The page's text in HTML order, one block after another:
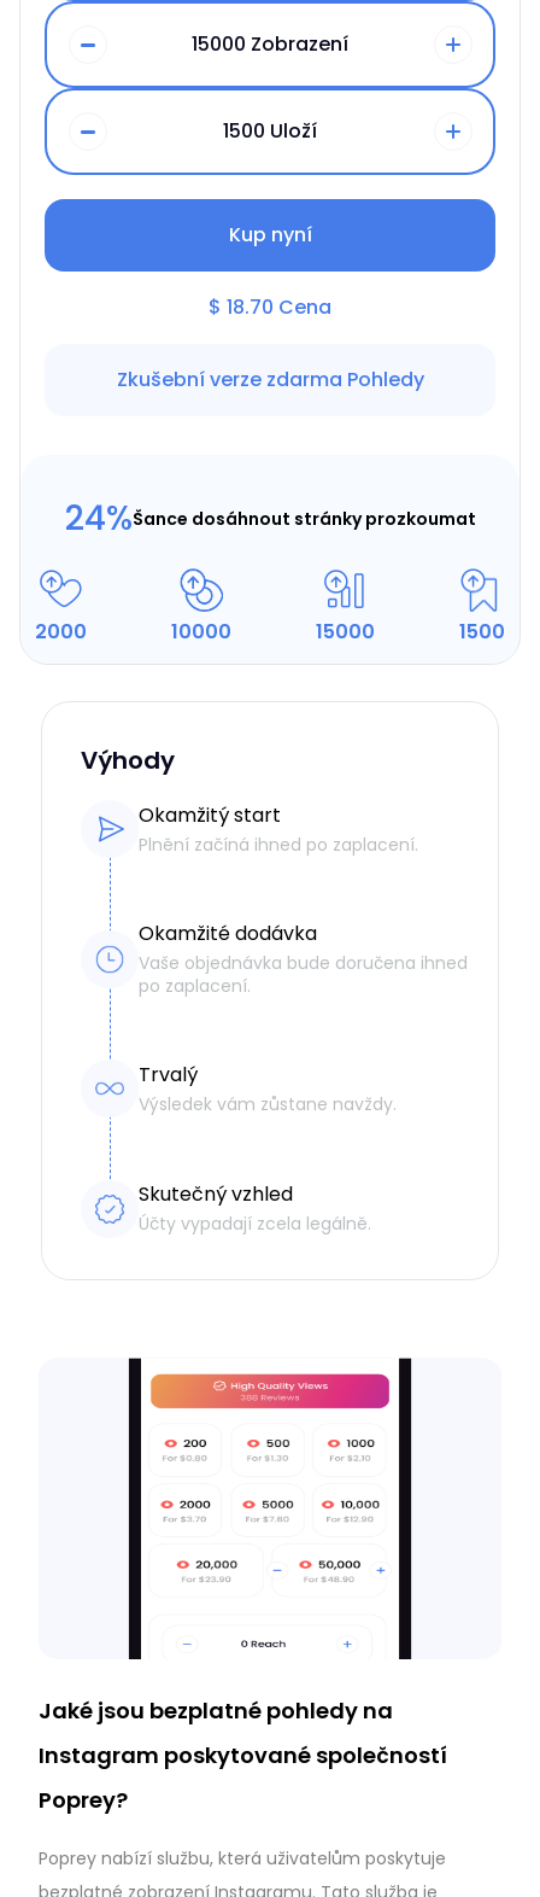
Výhody
Okamžitý start
Plnění začíná ihned po zaplacení.
Okamžité dodávka
Vaše objednávka bude doručena ihned
po zaplacení.
Trvalý
Výsledek vám zůstane navždy.
Skutečný vzhled
Účty vypadají zcela legálně.
15000 Zobrazení
1500 Uloží
Zkušební verze zdarma Pohledy
$ 18.70 Cena
Kup nyní
24%Šance dosáhnout stránky prozkoumat
2000 10000 15000 1500
Jaké jsou bezplatné pohledy na
Instagram poskytované společností
Poprey?
Poprey nabízí službu, která uživatelům poskytuje
bezplatné zobrazení Instagramu. Tato služba je